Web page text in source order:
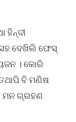
ହିନ୍ଦୀ
ଦେଖିଲି ଫେସ୍
। କୋରି
ବି ମଣିଷ
ମନ ଗ୍ରହଣ